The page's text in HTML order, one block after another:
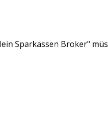
Sparkassen Broker"